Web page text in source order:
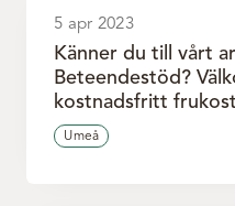
5 apr 2023
Känner du till vårt
Beteendestöd?
kostnadsfritt
Umeå